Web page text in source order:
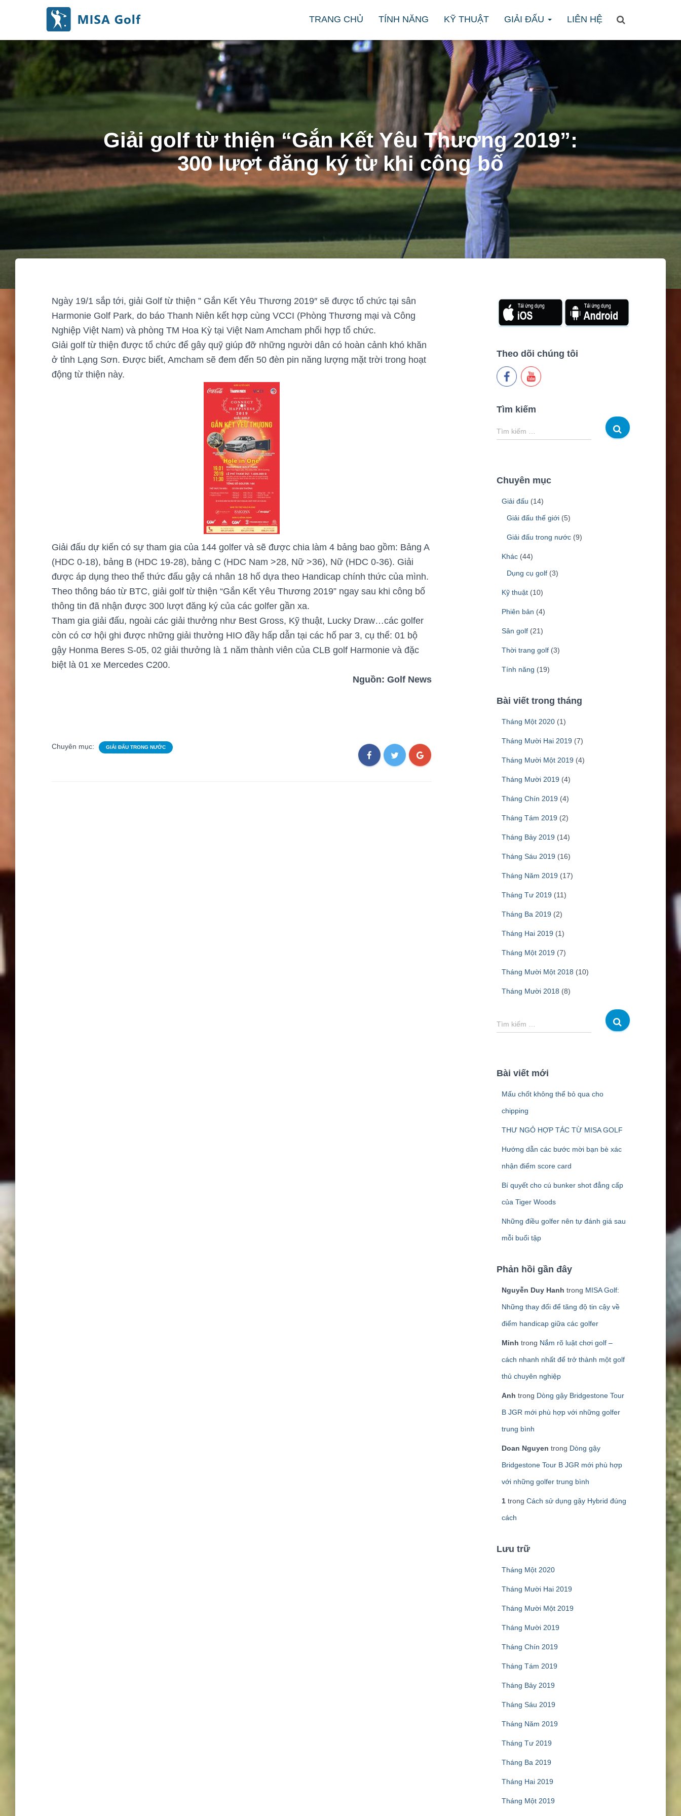
TRANG CHỦ TÍNH NĂNG KỸ THUẬT GIẢI ĐẤU LIÊN HỆ
Giải golf từ thiện “Gắn Kết Yêu Thương 2019”:
300 lượt đăng ký từ khi công bố
Ngày 19/1 sắp tới, giải Golf từ thiện ” Gắn Kết Yêu Thương 2019″ sẽ được tổ chức tại sân
Harmonie Golf Park, do báo Thanh Niên kết hợp cùng VCCI (Phòng Thương mại và Công
Nghiệp Việt Nam) và phòng TM Hoa Kỳ tại Việt Nam Amcham phối hợp tổ chức.
Giải golf từ thiện được tổ chức để gây quỹ giúp đỡ những người dân có hoàn cảnh khó khăn
ở tỉnh Lạng Sơn. Được biết, Amcham sẽ đem đến 50 đèn pin năng lượng mặt trời trong hoạt
động từ thiện này.
Giải đấu dự kiến có sự tham gia của 144 golfer và sẽ được chia làm 4 bảng bao gồm: Bảng A
(HDC 0-18), bảng B (HDC 19-28), bảng C (HDC Nam >28, Nữ >36), Nữ (HDC 0-36). Giải
được áp dụng theo thể thức đấu gậy cá nhân 18 hố dựa theo Handicap chính thức của mình.
Theo thông báo từ BTC, giải golf từ thiện “Gắn Kết Yêu Thương 2019” ngay sau khi công bố
thông tin đã nhận được 300 lượt đăng ký của các golfer gần xa.
Tham gia giải đấu, ngoài các giải thưởng như Best Gross, Kỹ thuật, Lucky Draw…các golfer
còn có cơ hội ghi được những giải thưởng HIO đầy hấp dẫn tại các hố par 3, cụ thể: 01 bộ
gậy Honma Beres S-05, 02 giải thưởng là 1 năm thành viên của CLB golf Harmonie và đặc
biệt là 01 xe Mercedes C200.
Nguồn: Golf News
Chuyên mục: GIẢI ĐẤU TRONG NƯỚC
Theo dõi chúng tôi
Tìm kiếm
T
ì
ế
Tìm kiếm …
Chuyên mục
Giải đấu (14)
Giải đấu thế giới(5)
Giải đấu trong nước(9)
Khác(44)
Dụng cụ golf(3)
Kỹ thuật(10)
Phiên bản (4)
Sân golf(21)
Thời trang golf(3)
Tính năng (19)
Bài viết trong tháng
Tháng Một 2020(1)
Tháng Mười Hai 2019(7)
Tháng Mười Một 2019(4)
Tháng Mười 2019(4)
Tháng Chín 2019(4)
Tháng Tám 2019(2)
Tháng Bảy 2019(14)
Tháng Sáu 2019(16)
Tháng Năm 2019(17)
Tháng Tư 2019(11)
Tháng Ba 2019(2)
Tháng Hai 2019(1)
Tháng Một 2019(7)
Tháng Mười Một 2018 (10)
Tháng Mười 2018 (8)
T
ì
ế
Tìm kiếm …
Bài viết mới
Mấu chốt không thể bỏ qua cho
chipping
THƯ NGỎ HỢP TÁC TỪ MISA GOLF
Hướng dẫn các bước mời bạn bè xác
nhận điểm score card
Bí quyết cho cú bunker shot đẳng cấp
của Tiger Woods
Những điều golfer nên tự đánh giá sau
mỗi buổi tập
Phản hồi gần đây
Nguyễn Duy Hanh trong MISA Golf:
Những thay đổi để tăng độ tin cậy về
điểm handicap giữa các golfer
Minh trong Nắm rõ luật chơi golf –
cách nhanh nhất để trở thành một golf
thủ chuyên nghiệp
Anh trong Dòng gậy Bridgestone Tour
B JGR mới phù hợp với những golfer
trung bình
Doan Nguyen trong Dòng gậy
Bridgestone Tour B JGR mới phù hợp
với những golfer trung bình
1trong Cách sử dụng gậy Hybrid đúng
cách
Lưu trữ
Tháng Một 2020
Tháng Mười Hai 2019
Tháng Mười Một 2019
Tháng Mười 2019
Tháng Chín 2019
Tháng Tám 2019
Tháng Bảy 2019
Tháng Sáu 2019
Tháng Năm 2019
Tháng Tư 2019
Tháng Ba 2019
Tháng Hai 2019
Tháng Một 2019